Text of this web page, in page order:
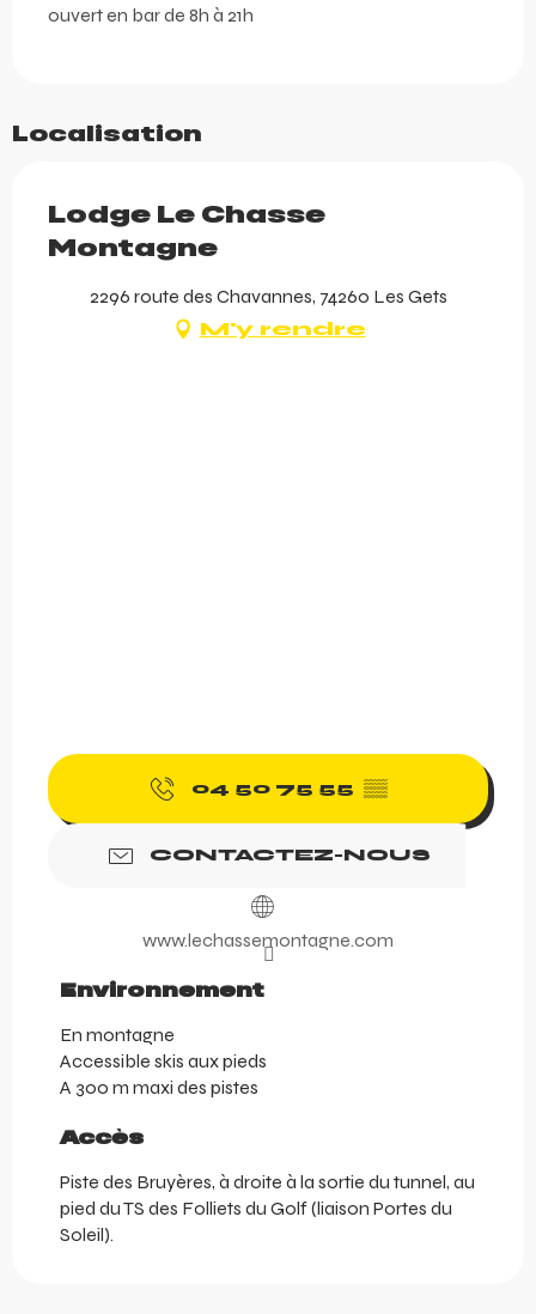
ouvert en bar de 8h à 21h
Localisation
Lodge Le Chasse
Montagne
2296 route des Chavannes, 74260 Les Gets
M'y rendre
04 50 75 55 ▒▒
CONTACTEZ-NOUS
www.lechassemontagne.com
Environnement
Environnement
En montagne
Accessible skis aux pieds
A 300 m maxi des pistes
Accès
Accès
Piste des Bruyères, à droite à la sortie du tunnel, au
pied du TS des Folliets du Golf (liaison Portes du
Soleil).